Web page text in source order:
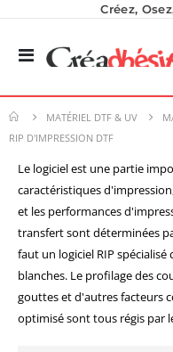
Créez,
Basculer
MATÉRIEL DTF & UV
RIP D'IMPRESSION DTF
Le logiciel est une partie
caractéristiques
et les performances
transfert sont déterminées
faut un logiciel RIP spécialisé
blanches. Le profilage des
gouttes et d'autres facteurs
optimisé sont tous régis par
Rating:
289,00 €
240,83 €
Encre pour transfert DTF - 2eme Génération - Blanc - 1L
49,00 €
40,83 €
Imprimante UV LED SureColor SC-V1000 EPSON - Garantie 3 ans
Rating:
0%
8 990,00 €
7 491,67 €